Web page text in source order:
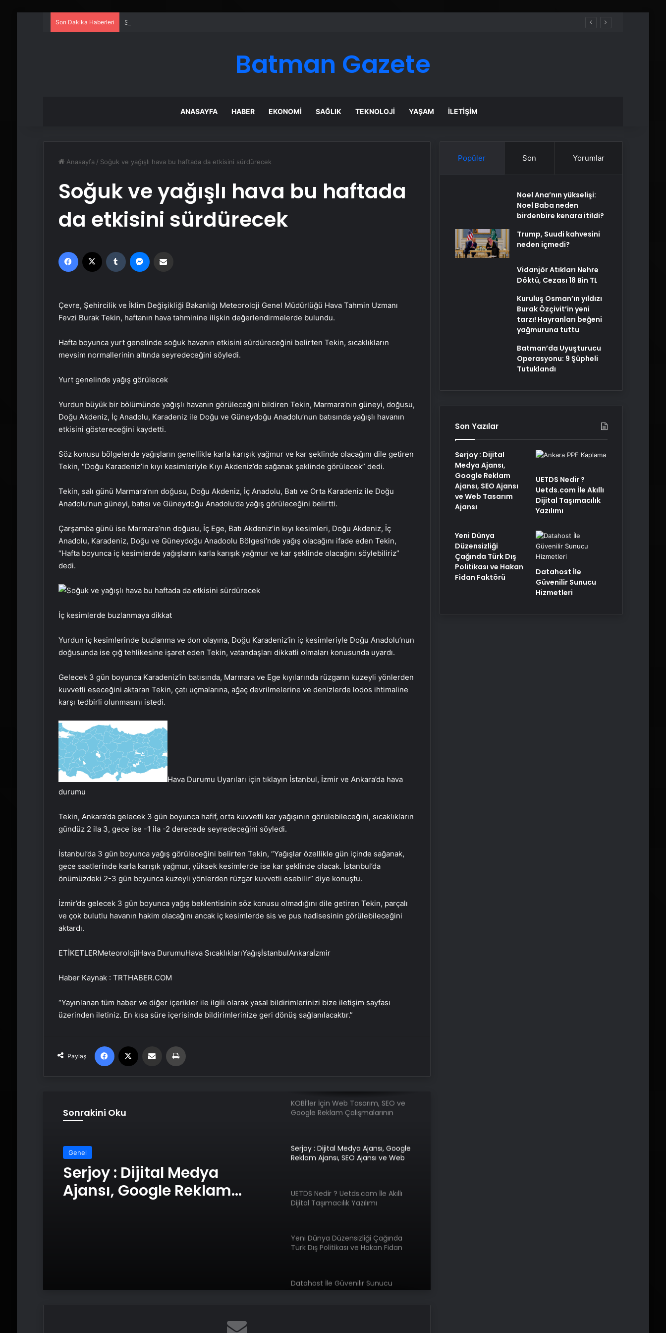
Son Dakika Haberleri Serjoy : Dijital Medya Ajansı, Google Reklam Ajansı, SEO Ajansı ve Web Tasarım Ajansı
Batman Gazete
ANASAYFA HABER EKONOMI SAĞLIK TEKNOLOJI YAŞAM İLETIŞIM
Anasayfa / Soğuk ve yağışlı hava bu haftada da etkisini sürdürecek
Soğuk ve yağışlı hava bu haftada
da etkisini sürdürecek
Facebook Tumblr
Çevre, Şehircilik ve İklim Değişikliği Bakanlığı Meteoroloji Genel Müdürlüğü Hava Tahmin Uzmanı
Fevzi Burak Tekin, haftanın hava tahminine ilişkin değerlendirmelerde bulundu.
Hafta boyunca yurt genelinde soğuk havanın etkisini sürdüreceğini belirten Tekin, sıcaklıkların
mevsim normallerinin altında seyredeceğini söyledi.
Yurt genelinde yağış görülecek
Yurdun büyük bir bölümünde yağışlı havanın görüleceğini bildiren Tekin, Marmara’nın güneyi, doğusu,
Doğu Akdeniz, İç Anadolu, Karadeniz ile Doğu ve Güneydoğu Anadolu’nun batısında yağışlı havanın
etkisini göstereceğini kaydetti.
Söz konusu bölgelerde yağışların genellikle karla karışık yağmur ve kar şeklinde olacağını dile getiren
Tekin, “Doğu Karadeniz’in kıyı kesimleriyle Kıyı Akdeniz’de sağanak şeklinde görülecek” dedi.
Tekin, salı günü Marmara’nın doğusu, Doğu Akdeniz, İç Anadolu, Batı ve Orta Karadeniz ile Doğu
Anadolu’nun güneyi, batısı ve Güneydoğu Anadolu’da yağış görüleceğini belirtti.
Çarşamba günü ise Marmara’nın doğusu, İç Ege, Batı Akdeniz’in kıyı kesimleri, Doğu Akdeniz, İç
Anadolu, Karadeniz, Doğu ve Güneydoğu Anadoolu Bölgesi’nde yağış olacağını ifade eden Tekin,
“Hafta boyunca iç kesimlerde yağışların karla karışık yağmur ve kar şeklinde olacağını söylebiliriz”
dedi.
İç kesimlerde buzlanmaya dikkat
Yurdun iç kesimlerinde buzlanma ve don olayına, Doğu Karadeniz’in iç kesimleriyle Doğu Anadolu’nun
doğusunda ise çığ tehlikesine işaret eden Tekin, vatandaşları dikkatli olmaları konusunda uyardı.
Gelecek 3 gün boyunca Karadeniz’in batısında, Marmara ve Ege kıyılarında rüzgarın kuzeyli yönlerden
kuvvetli eseceğini aktaran Tekin, çatı uçmalarına, ağaç devrilmelerine ve denizlerde lodos ihtimaline
karşı tedbirli olunmasını istedi.
Hava Durumu Uyarıları için tıklayın İstanbul, İzmir ve Ankara’da hava
durumu
Tekin, Ankara’da gelecek 3 gün boyunca hafif, orta kuvvetli kar yağışının görülebileceğini, sıcaklıkların
gündüz 2 ila 3, gece ise -1 ila -2 derecede seyredeceğini söyledi.
İstanbul’da 3 gün boyunca yağış görüleceğini belirten Tekin, “Yağışlar özellikle gün içinde sağanak,
gece saatlerinde karla karışık yağmur, yüksek kesimlerde ise kar şeklinde olacak. İstanbul’da
önümüzdeki 2-3 gün boyunca kuzeyli yönlerden rüzgar kuvvetli esebilir” diye konuştu.
İzmir’de gelecek 3 gün boyunca yağış beklentisinin söz konusu olmadığını dile getiren Tekin, parçalı
ve çok bulutlu havanın hakim olacağını ancak iç kesimlerde sis ve pus hadisesinin görülebileceğini
aktardı.
ETİKETLERMeteorolojiHava DurumuHava SıcaklıklarıYağışİstanbulAnkaraİzmir
Haber Kaynak : TRTHABER.COM
“Yayınlanan tüm haber ve diğer içerikler ile ilgili olarak yasal bildirimlerinizi bize iletişim sayfası
üzerinden iletiniz. En kısa süre içerisinde bildirimlerinize geri dönüş sağlanılacaktır.”
Paylaş
Facebook Email'den paylaş
Sonrakini Oku
Genel
Serjoy : Dijital Medya
Ajansı, Google Reklam
Renkli Sert Bir Ağaç Türü
Yemeği 5 Harfli Cevap
Ustalar çırak bulamıyor
KOBİ’ler İçin Web Tasarım, SEO ve
Google Reklam Çalışmalarının
Serjoy : Dijital Medya Ajansı, Google
Reklam Ajansı, SEO Ajansı ve Web
UETDS Nedir ? Uetds.com İle Akıllı
Dijital Taşımacılık Yazılımı
Yeni Dünya Düzensizliği Çağında
Türk Dış Politikası ve Hakan Fidan
Datahost İle Güvenilir Sunucu
Hizmetleri
Popüler Son Yorumlar
Noel Ana’nın yükselişi:
Noel Baba neden
birdenbire kenara itildi?
Trump, Suudi kahvesini
neden içmedi?
Vidanjör Atıkları Nehre
Döktü, Cezası 18 Bin TL
Kuruluş Osman’ın yıldızı
Burak Özçivit’in yeni
tarzı! Hayranları beğeni
yağmuruna tuttu
Batman’da Uyuşturucu
Operasyonu: 9 Şüpheli
Tutuklandı
Son Yazılar
Serjoy : Dijital
Medya Ajansı,
Google Reklam
Ajansı, SEO Ajansı
ve Web Tasarım
Ajansı
UETDS Nedir ?
Uetds.com İle Akıllı
Dijital Taşımacılık
Yazılımı
Yeni Dünya
Düzensizliği
Çağında Türk Dış
Politikası ve Hakan
Fidan Faktörü
Datahost İle
Güvenilir Sunucu
Hizmetleri